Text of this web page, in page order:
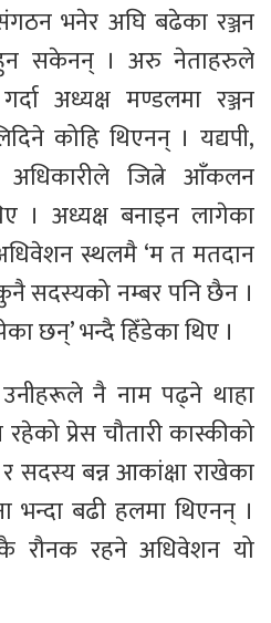
भनेर अघि बढेका रञ्जन
सकेनन् । अरु नेताहरुले
अध्यक्ष मण्डलमा रञ्जन
कोहि थिएनन् । यद्यपी,
अधिकारीले जित्ने आँकलन
। अध्यक्ष बनाइन लागेका
स्थलमै ‘म त मतदान
सदस्यको नम्बर पनि छैन ।
छन्’ भन्दै हिँडेका थिए ।
उनीहरूले नै नाम पढ्ने थाहा
प्रेस चौतारी कास्कीको
सदस्य बन्न आकांक्षा राखेका
भन्दा बढी हलमा थिएनन् ।
रौनक रहने अधिवेशन यो